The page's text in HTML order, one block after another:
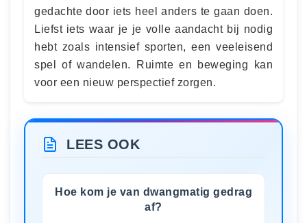
gedachte door iets heel anders te gaan doen.
Liefst iets waar je je volle aandacht bij nodig
hebt zoals intensief sporten, een veeleisend
spel of wandelen. Ruimte en beweging kan
voor een nieuw perspectief zorgen.
LEES OOK
Hoe kom je van dwangmatig gedrag
af?